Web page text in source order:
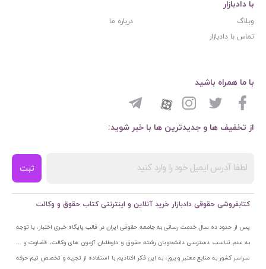
با دادبازار
وبلاگ
درباره ما
تماس با دادبازار
از تخفیف ها و جدیدترین ها با خبر شوید:
ثبت
با ما همراه باشید
کتابفروشی حقوقی دادبازار خرید آنلاین و اینترنتی کتاب حقوق و وکالت
پس از حدود ده سال خدمت رسانی به جامعه حقوقی ایران در قالب پایگاه خبری اختبار، با توجه
به عدم تناسب دسترسی دانشجویان رشته حقوق و داوطلبان آزمون های وکالت، قضاوت و ...
سراسر کشور به منابع معتبر و بروز، به این فکر افتادیم با استفاده از تجربه و تخصص تیم حرفه